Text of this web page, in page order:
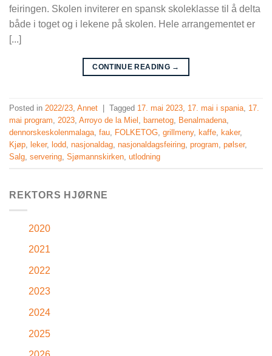
feiringen. Skolen inviterer en spansk skoleklasse til å delta
både i toget og i lekene på skolen. Hele arrangementet er
[...]
CONTINUE READING →
Posted in 2022/23, Annet Tagged 17. mai 2023, 17. mai i spania, 17.
mai program, 2023, Arroyo de la Miel , barnetog, Benalmadena,
dennorskeskolenmalaga, fau, FOLKETOG, grillmeny, kaffe, kaker,
Kjøp, leker, lodd, nasjonaldag, nasjonaldagsfeiring, program, pølser,
Salg, servering, Sjømannskirken, utlodning
REKTORS HJØRNE
2020
2021
2022
2023
2024
2025